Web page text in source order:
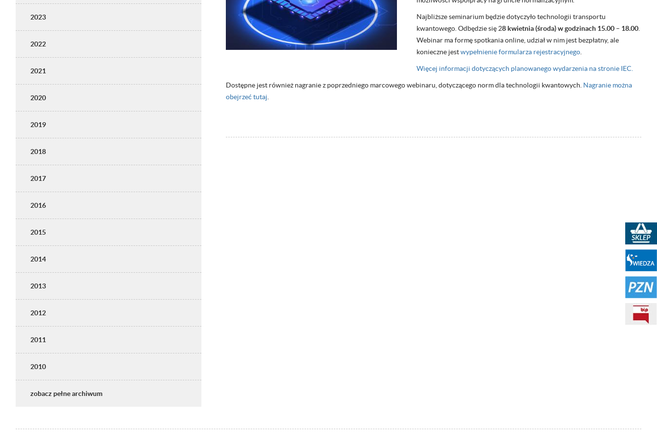
Najbliższe seminarium będzie dotyczyło technologii transportu
kwantowego. Odbędzie się 28 kwietnia (środa) w godzinach 15.00 – 18.00
Webinar ma formę spotkania online, udział w nim jest bezpłatny, ale
konieczne jestwypełnienie formularza rejestracyjnego
Więcej informacji dotyczących planowanego wydarzenia na stronie IEC.
Dostępne jest również nagranie z poprzedniego marcowego webinaru, dotyczącego norm dla technologii kwantowych. Nagranie można
obejrzeć tutaj
2023
2022
2021
2020
2019
2018
2017
2016
2015
2014
2013
2012
2011
2010
zobacz pełne archiwum